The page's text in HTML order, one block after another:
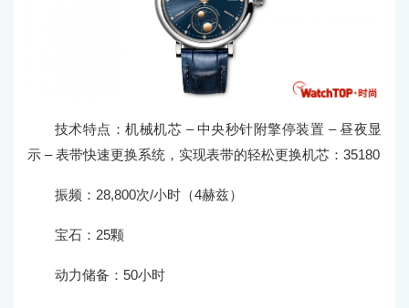
技术特点：机械机芯 – 中央秒针附擎停装置 – 昼夜显
示 – 表带快速更换系统，实现表带的轻松更换机芯：35180
振频：28,800次/小时（4赫兹）
宝石：25颗
动力储备：50小时